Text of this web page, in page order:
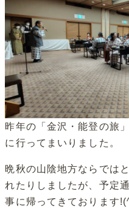
昨年の「金沢・能登の旅
に行ってまいりました。
晩秋の山陰地方ならでは
れたりしましたが、予定
事に帰ってきております